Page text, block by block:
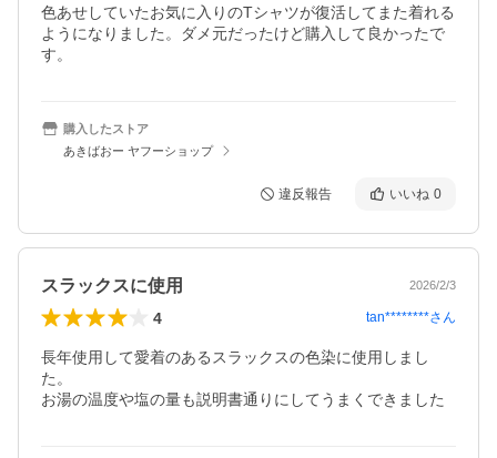
色あせしていたお気に入りのTシャツが復活してまた着れる
ようになりました。ダメ元だったけど購入して良かったで
す。
購入したストア
あきばおー ヤフーショップ
違反報告 いいね 0
スラックスに使用 2026/2/3
4 tan********さん
長年使用して愛着のあるスラックスの色染に使用しまし
た。
お湯の温度や塩の量も説明書通りにしてうまくできました